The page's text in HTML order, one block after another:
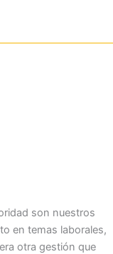
son nuestros
en temas laborales,
otra gestión que